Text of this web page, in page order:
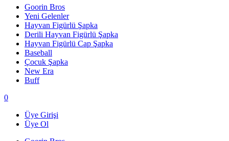
Goorin Bros
Yeni Gelenler
Hayvan Figürlü Şapka
Derili Hayvan Figürlü Şapka
Hayvan Figürlü Cap Şapka
Baseball
Çocuk Şapka
New Era
Buff
0
Üye Girişi
Üye Ol